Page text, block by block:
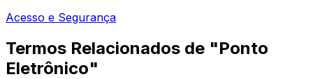
Acesso e Segurança
Termos Relacionados de "Ponto
Eletrônico"